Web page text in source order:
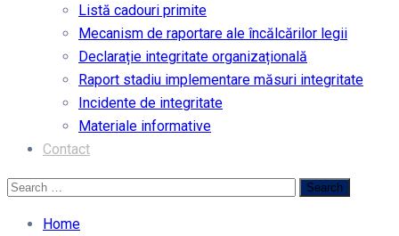
Listă cadouri primite
Mecanism de raportare ale încălcărilor legii
Declarație integritate organizațională
Raport stadiu implementare măsuri integritate
Incidente de integritate
Materiale informative
Contact
Home